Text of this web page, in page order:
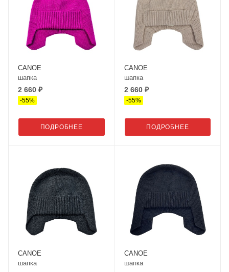
CANOE
шапка
2 660 ₽
-55%
ПОДРОБНЕЕ
CANOE
шапка
2 660 ₽
-55%
ПОДРОБНЕЕ
CANOE
шапка
CANOE
шапка